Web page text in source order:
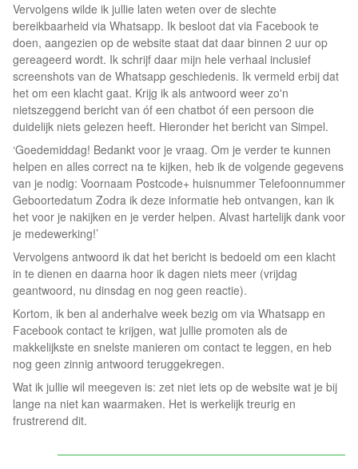
Vervolgens wilde ik jullie laten weten over de slechte
bereikbaarheid via Whatsapp. Ik besloot dat via Facebook te
doen, aangezien op de website staat dat daar binnen 2 uur op
gereageerd wordt. Ik schrijf daar mijn hele verhaal inclusief
screenshots van de Whatsapp geschiedenis. Ik vermeld erbij dat
het om een klacht gaat. Krijg ik als antwoord weer zo'n
nietszeggend bericht van óf een chatbot óf een persoon die
duidelijk niets gelezen heeft. Hieronder het bericht van Simpel.
‘Goedemiddag! Bedankt voor je vraag. Om je verder te kunnen
helpen en alles correct na te kijken, heb ik de volgende gegevens
van je nodig: Voornaam Postcode+ huisnummer Telefoonnummer
Geboortedatum Zodra ik deze informatie heb ontvangen, kan ik
het voor je nakijken en je verder helpen. Alvast hartelijk dank voor
je medewerking!’
Vervolgens antwoord ik dat het bericht is bedoeld om een klacht
in te dienen en daarna hoor ik dagen niets meer (vrijdag
geantwoord, nu dinsdag en nog geen reactie).
Kortom, ik ben al anderhalve week bezig om via Whatsapp en
Facebook contact te krijgen, wat jullie promoten als de
makkelijkste en snelste manieren om contact te leggen, en heb
nog geen zinnig antwoord teruggekregen.
Wat ik jullie wil meegeven is: zet niet iets op de website wat je bij
lange na niet kan waarmaken. Het is werkelijk treurig en
frustrerend dit.